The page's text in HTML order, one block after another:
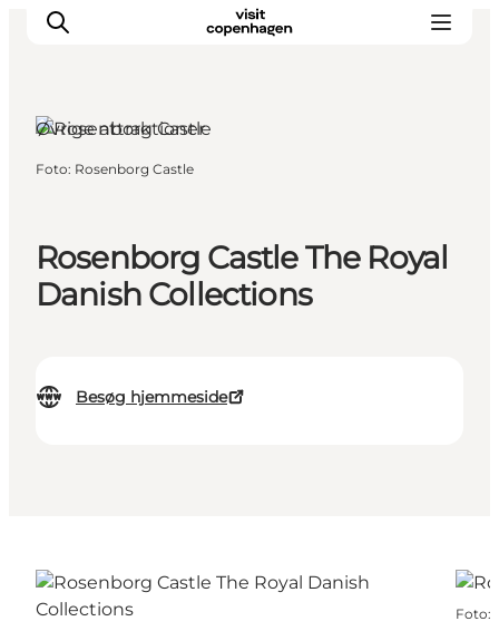
Spis & drik
Områder
Planlæg din tur
Rosenborg Castle The Royal
Danish Collections
Besøg hjemmeside
Øvrige attraktioner
Foto: Rosenborg Castle
Foto: